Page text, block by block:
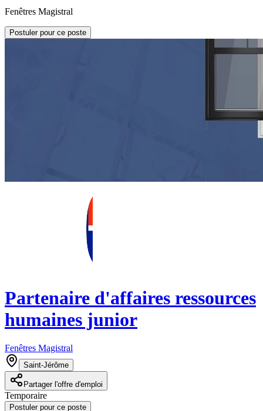
Fenêtres Magistral
Postuler pour ce poste
Partenaire d'affaires ressources
humaines junior
Fenêtres Magistral
Saint-Jérôme
Partager l'offre d'emploi
Temporaire
Postuler pour ce poste